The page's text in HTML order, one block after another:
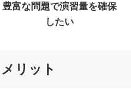
豊富な問題で演習量を確保
したい
リット